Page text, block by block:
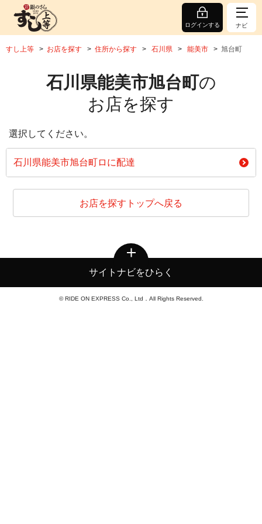
ログインする ナビ
すし上等 お店を探す 住所から探す 石川県 能美市 旭台町
石川県能美市旭台町の
お店を探す
選択してください。
石川県能美市旭台町ロに配達
お店を探すトップへ戻る
サイトナビをひらく
© RIDE ON EXPRESS Co., Ltd．All Rights Reserved.